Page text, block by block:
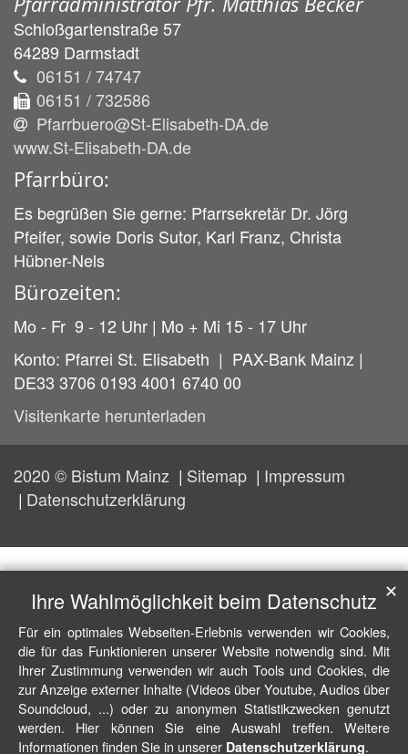
Schloßgartenstraße 57
64289 Darmstadt
06151 / 74747
06151 / 732586
Pfarrbuero@St-Elisabeth-DA.de
www.St-Elisabeth-DA.de
Pfarrbüro:
Es begrüßen Sie gerne: Pfarrsekretär Dr. Jörg
Pfeifer, sowie Doris Sutor, Karl Franz, Christa
Hübner-Nels
Bürozeiten:
Mo - Fr 9 - 12 Uhr | Mo + Mi 15 - 17 Uhr
Konto: Pfarrei St. Elisabeth | PAX-Bank Mainz |
DE33 3706 0193 4001 6740 00
Visitenkarte herunterladen
2020 © Bistum Mainz Sitemap
Impressum
Datenschutzerklärung
Ihre Wahlmöglichkeit beim Datenschutz
Für ein optimales Webseiten-Erlebnis verwenden wir Cookies,
die für das Funktionieren unserer Website notwendig sind. Mit
Ihrer Zustimmung verwenden wir auch Tools und Cookies, die
zur Anzeige externer Inhalte (Videos über Youtube, Audios über
Soundcloud, ...) oder zu anonymen Statistikzwecken genutzt
werden. Hier können Sie eine Auswahl treffen. Weitere
Informationen finden Sie in unserer Datenschutzerklärung.
✕